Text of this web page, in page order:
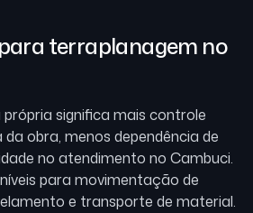
terraplanagem no
significa mais controle
obra, menos dependência de
no atendimento no Cambuci.
para movimentação de
e transporte de material.